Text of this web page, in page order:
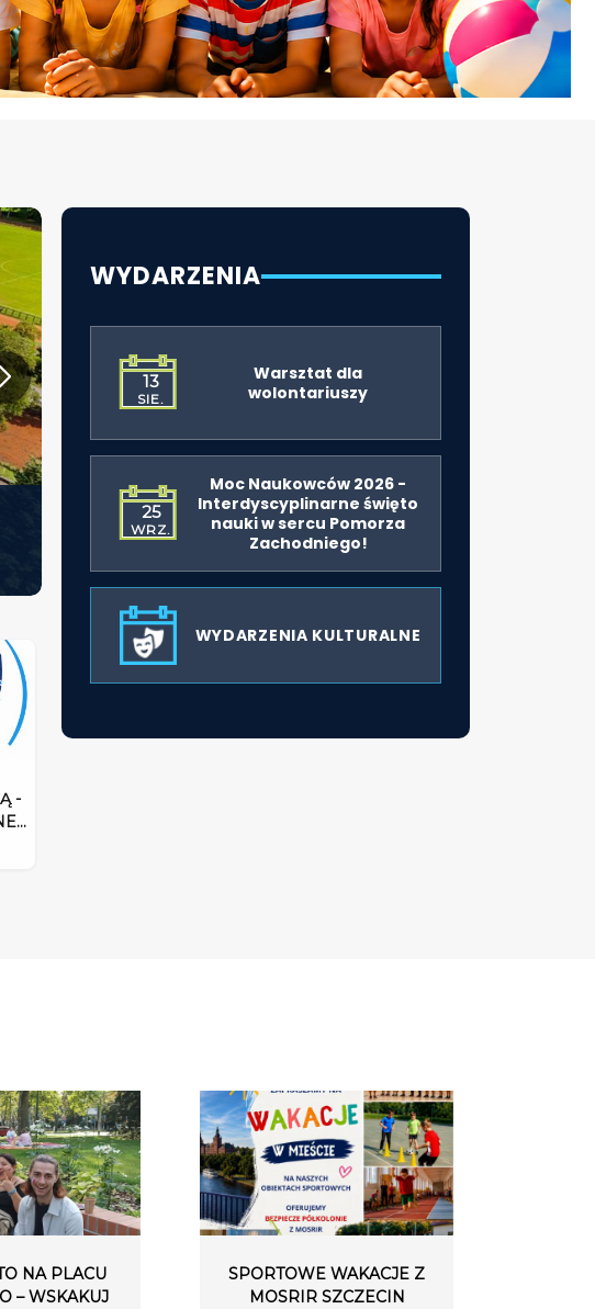
-
WYDARZENIA
13
SIE.
Warsztat dla
wolontariuszy
25
WRZ.
Moc Naukowców 2026 -
Interdyscyplinarne święto
nauki w sercu Pomorza
Zachodniego!
WYDARZENIA KULTURALNE
NA PLACU
– WSKAKUJ
SPORTOWE WAKACJE Z
MOSRIR SZCZECIN